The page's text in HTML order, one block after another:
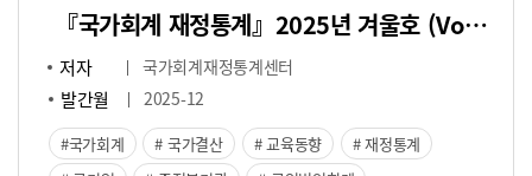
『국가회계 재정통계』2025년 겨울호 (Vol.45)
저자 국가회계재정통계센터
발간월 2025-12
국가회계 국가결산 교육동향
재정통계